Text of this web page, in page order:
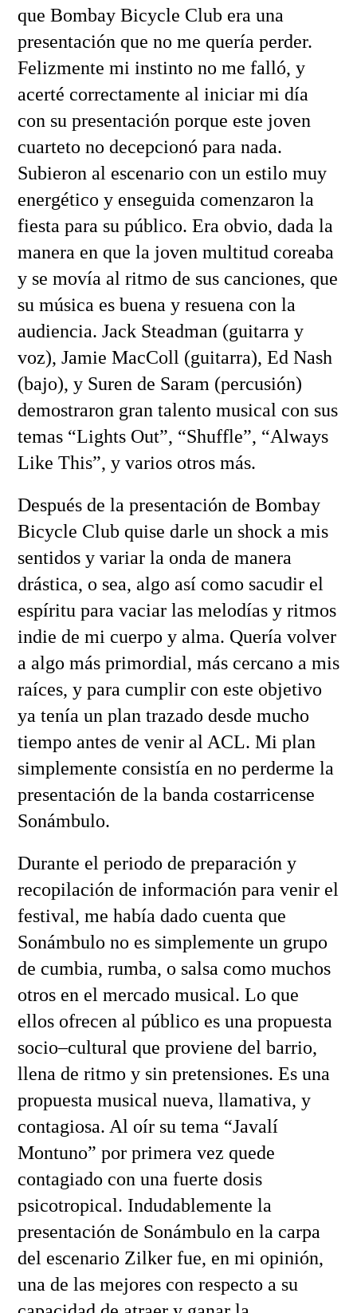
que Bombay Bicycle Club era una
presentación que no me quería perder.
Felizmente mi instinto no me falló, y
acerté correctamente al iniciar mi día
con su presentación porque este joven
cuarteto no decepcionó para nada.
Subieron al escenario con un estilo muy
energético y enseguida comenzaron la
fiesta para su público. Era obvio, dada la
manera en que la joven multitud coreaba
y se movía al ritmo de sus canciones, que
su música es buena y resuena con la
audiencia. Jack Steadman (guitarra y
voz), Jamie MacColl (guitarra), Ed Nash
(bajo), y Suren de Saram (percusión)
demostraron gran talento musical con sus
temas “Lights Out”, “Shuffle”, “Always
Like This”, y varios otros más.
Después de la presentación de Bombay
Bicycle Club quise darle un shock a mis
sentidos y variar la onda de manera
drástica, o sea, algo así como sacudir el
espíritu para vaciar las melodías y ritmos
indie de mi cuerpo y alma. Quería volver
a algo más primordial, más cercano a mis
raíces, y para cumplir con este objetivo
ya tenía un plan trazado desde mucho
tiempo antes de venir al ACL. Mi plan
simplemente consistía en no perderme la
presentación de la banda costarricense
Sonámbulo.
Durante el periodo de preparación y
recopilación de información para venir el
festival, me había dado cuenta que
Sonámbulo no es simplemente un grupo
de cumbia, rumba, o salsa como muchos
otros en el mercado musical. Lo que
ellos ofrecen al público es una propuesta
socio–cultural que proviene del barrio,
llena de ritmo y sin pretensiones. Es una
propuesta musical nueva, llamativa, y
contagiosa. Al oír su tema “Javalí
Montuno” por primera vez quede
contagiado con una fuerte dosis
psicotropical. Indudablemente la
presentación de Sonámbulo en la carpa
del escenario Zilker fue, en mi opinión,
una de las mejores con respecto a su